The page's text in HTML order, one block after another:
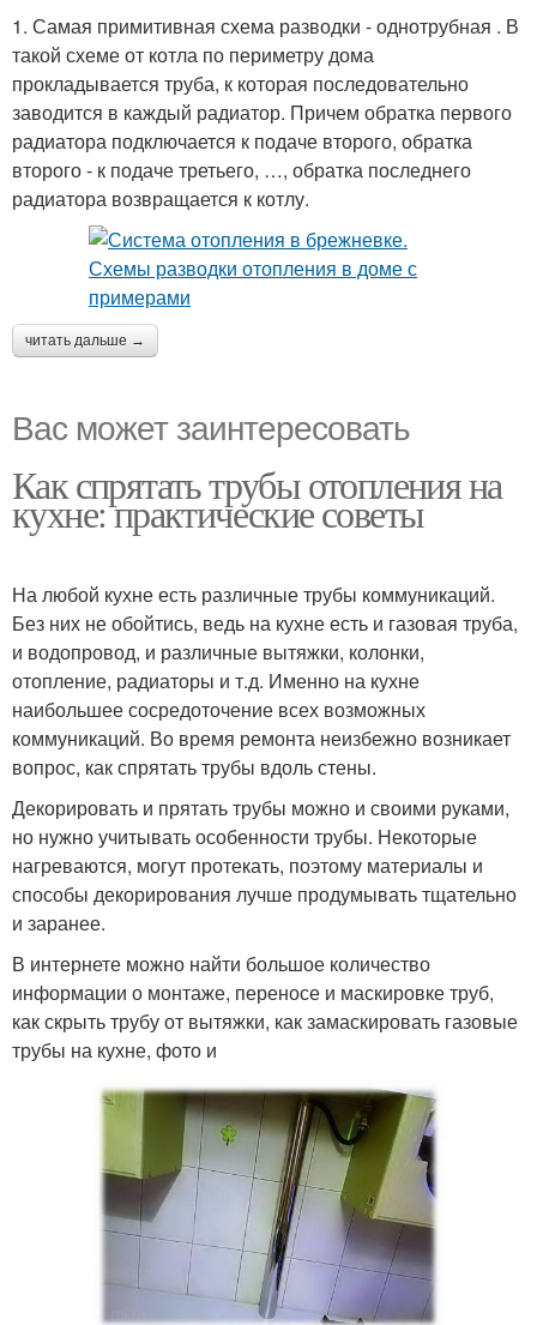
1. Самая примитивная схема разводки - однотрубная . В
такой схеме от котла по периметру дома
прокладывается труба, к которая последовательно
заводится в каждый радиатор. Причем обратка первого
радиатора подключается к подаче второго, обратка
второго - к подаче третьего, …, обратка последнего
радиатора возвращается к котлу.
читать дальше →
Вас может заинтересовать
Как спрятать трубы отопления на
кухне: практические советы
На любой кухне есть различные трубы коммуникаций.
Без них не обойтись, ведь на кухне есть и газовая труба,
и водопровод, и различные вытяжки, колонки,
отопление, радиаторы и т.д. Именно на кухне
наибольшее сосредоточение всех возможных
коммуникаций. Во время ремонта неизбежно возникает
вопрос, как спрятать трубы вдоль стены.
Декорировать и прятать трубы можно и своими руками,
но нужно учитывать особенности трубы. Некоторые
нагреваются, могут протекать, поэтому материалы и
способы декорирования лучше продумывать тщательно
и заранее.
В интернете можно найти большое количество
информации о монтаже, переносе и маскировке труб,
как скрыть трубу от вытяжки, как замаскировать газовые
трубы на кухне, фото и